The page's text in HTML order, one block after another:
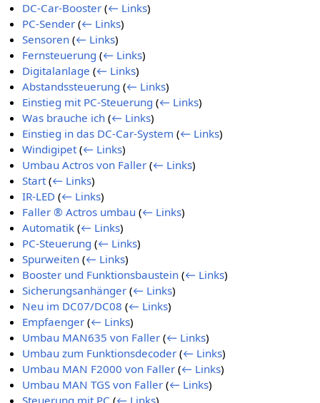
DC-Car-Booster (← Links)
PC-Sender (← Links)
Sensoren (← Links)
Fernsteuerung (← Links)
Digitalanlage (← Links)
Abstandssteuerung (← Links)
Einstieg mit PC-Steuerung (← Links)
Was brauche ich (← Links)
Einstieg in das DC-Car-System (← Links)
Windigipet (← Links)
Umbau Actros von Faller (← Links)
Start (← Links)
IR-LED (← Links)
Faller ® Actros umbau (← Links)
Automatik (← Links)
PC-Steuerung (← Links)
Spurweiten (← Links)
Booster und Funktionsbaustein (← Links)
Sicherungsanhänger (← Links)
Neu im DC07/DC08 (← Links)
Empfaenger (← Links)
Umbau MAN635 von Faller (← Links)
Umbau zum Funktionsdecoder (← Links)
Umbau MAN F2000 von Faller (← Links)
Umbau MAN TGS von Faller (← Links)